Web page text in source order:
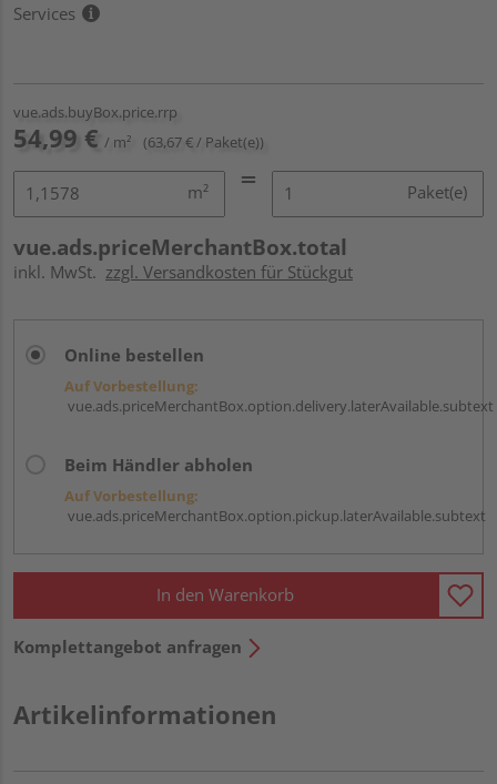
Services
vue.ads.buyBox.price.rrp
54,99 € / m² (63,67 € / Paket(e))
m² Paket(e)
vue.ads.priceMerchantBox.total
inkl. MwSt. zzgl. Versandkosten für Stückgut
Online bestellen
Auf Vorbestellung:
vue.ads.priceMerchantBox.option.delivery.laterAvailable.subtext
Beim Händler abholen
Auf Vorbestellung:
vue.ads.priceMerchantBox.option.pickup.laterAvailable.subtext
In den Warenkorb
Komplettangebot anfragen
Artikelinformationen